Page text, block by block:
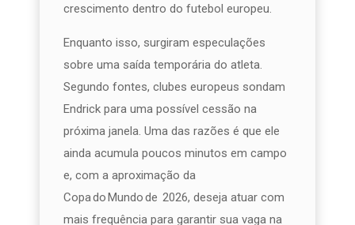
crescimento dentro do futebol europeu.
Enquanto isso, surgiram especulações
sobre uma saída temporária do atleta.
Segundo fontes, clubes europeus sondam
Endrick para uma possível cessão na
próxima janela. Uma das razões é que ele
ainda acumula poucos minutos em campo
e, com a aproximação da
Copa do Mundo de 2026, deseja atuar com
mais frequência para garantir sua vaga na